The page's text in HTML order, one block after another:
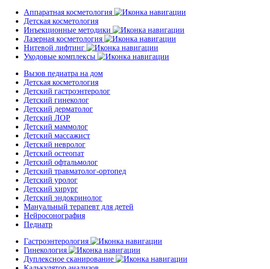
Аппаратная косметология
Детская косметология
Инъекционные методики
Лазерная косметология
Нитевой лифтинг
Уходовые комплексы
Вызов педиатра на дом
Детская косметология
Детский гастроэнтеролог
Детский гинеколог
Детский дерматолог
Детский ЛОР
Детский маммолог
Детский массажист
Детский невролог
Детский остеопат
Детский офтальмолог
Детский травматолог-ортопед
Детский уролог
Детский хирург
Детский эндокринолог
Мануальный терапевт для детей
Нейросонография
Педиатр
Гастроэнтерология
Гинекология
Дуплексное сканирование